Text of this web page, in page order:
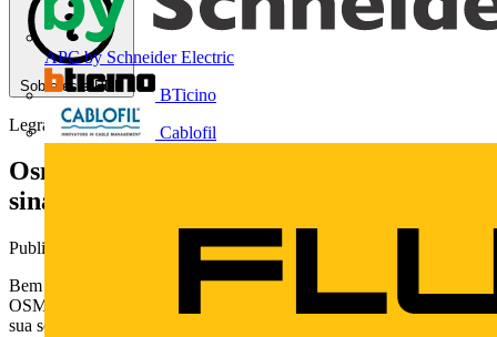
APC by Schneider Electric
BTicino
Cablofil
Sobre este PDF
Legrand
Osmoz: novos auxiliares de comando e de
sinalização
Publicado: 31 de março de 2016· Categoria: Catálogos
Bem nascidos, os novos auxiliares de comando e de sinalização
OSMOZ. Do cabeçote até a conexão, eles resistem muito tempo. A
sua solução ideal com facilidade e rapidez da montagem.